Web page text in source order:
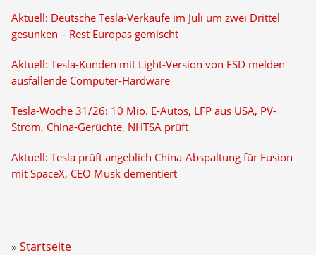
Aktuell: Deutsche Tesla-Verkäufe im Juli um zwei Drittel
gesunken – Rest Europas gemischt
Aktuell: Tesla-Kunden mit Light-Version von FSD melden
ausfallende Computer-Hardware
Tesla-Woche 31/26: 10 Mio. E-Autos, LFP aus USA, PV-
Strom, China-Gerüchte, NHTSA prüft
Aktuell: Tesla prüft angeblich China-Abspaltung für Fusion
mit SpaceX, CEO Musk dementiert
Startseite